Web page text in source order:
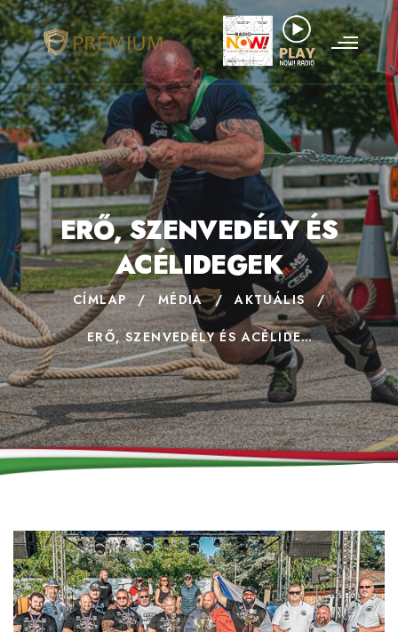
ERŐ, SZENVEDÉLY ÉS
ACÉLIDEGEK
CÍMLAP / MÉDIA / AKTUÁLIS /
ERŐ, SZENVEDÉLY ÉS ACÉLIDEGEK